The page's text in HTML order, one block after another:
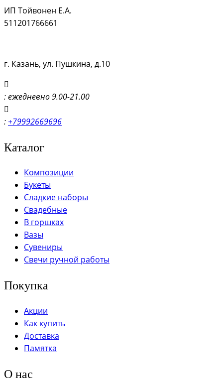
ИП Тойвонен Е.А.
511201766661
г. Казань, ул. Пушкина, д.10
: ежедневно 9.00-21.00
: +79992669696
Каталог
Композиции
Букеты
Сладкие наборы
Свадебные
В горшках
Вазы
Сувениры
Свечи ручной работы
Покупка
Акции
Как купить
Доставка
Памятка
О нас